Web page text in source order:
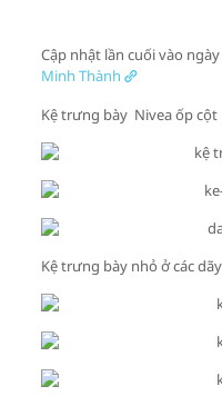
Cập nhật lần cuối vào
Minh Thành
Kệ trưng bày Nivea ốp cột
Kệ trưng bày nhỏ ở các